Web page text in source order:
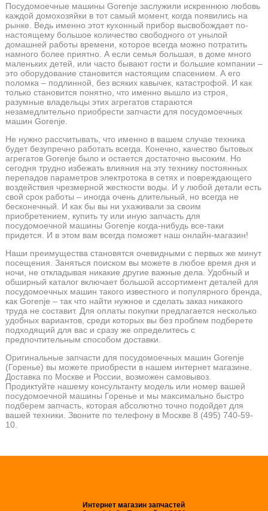
Посудомоечные машины Gorenje заслужили искреннюю любовь
каждой домохозяйки в тот самый момент, когда появились на
рынке. Ведь именно этот кухонный прибор высвобождает по-
настоящему большое количество свободного от унылой
домашней работы времени, которое всегда можно потратить
намного более приятно. А если семья большая, в доме много
маленьких детей, или часто бывают гости и большие компании –
это оборудование становится настоящим спасением. А его
поломка – подлинной, без всяких кавычек, катастрофой. И как
только становится понятно, что именно вышло из строя,
разумные владельцы этих агрегатов стараются
незамедлительно приобрести запчасти для посудомоечных
машин Gorenje.
Не нужно рассчитывать, что именно в вашем случае техника
будет безупречно работать всегда. Конечно, качество бытовых
агрегатов Gorenje было и остается достаточно высоким. Но
сегодня трудно избежать влияния на эту технику постоянных
перепадов параметров электротока в сетях и повреждающего
воздействия чрезмерной жесткости воды. И у любой детали есть
свой срок работы – иногда очень длительный, но всегда не
бесконечный. И как бы вы ни ухаживали за своим
приобретением, купить ту или иную запчасть для
посудомоечной машины Gorenje когда-нибудь все-таки
придется. И в этом вам всегда поможет наш онлайн-магазин!
Наши преимущества становятся очевидными с первых же минут
посещения. Заняться поиском вы можете в любое время дня и
ночи, не откладывая никакие другие важные дела. Удобный и
обширный каталог включает большой ассортимент деталей для
посудомоечных машин такого известного и популярного бренда,
как Gorenje – так что найти нужное и сделать заказ никакого
труда не составит. Для оплаты покупки предлагается несколько
удобных вариантов, среди которых вы без проблем подберете
подходящий для вас и сразу же определитесь с
предпочтительным способом доставки.
Оригинальные запчасти для посудомоечных машин Gorenje
(Горенье) вы можете приобрести в нашем интернет магазине.
Доставка по Москве и России, возможен самовывоз.
Продиктуйте нашему консультанту модель или номер вашей
посудомоечной машины Горенье и мы максимально быстро
подберем запчасть, которая абсолютно точно подойдет для
вашей техники. Звоните по телефону в Москве 8 (495) 740-59-
10.
Интернет магазин запчастей